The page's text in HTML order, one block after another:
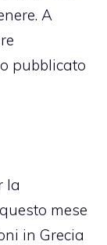
A
pubblicato
la
mese
in Grecia